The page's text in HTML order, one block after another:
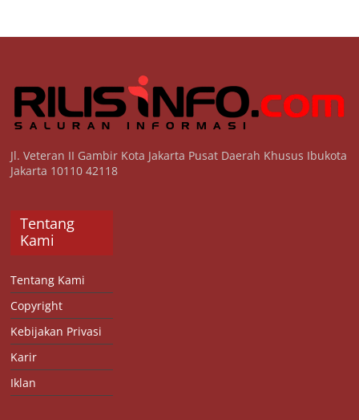
Jl. Veteran II Gambir Kota Jakarta Pusat Daerah Khusus Ibukota
Jakarta 10110 42118
Tentang
Kami
Tentang Kami
Copyright
Kebijakan Privasi
Karir
Iklan